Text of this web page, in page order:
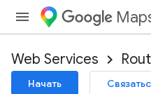
Web Services
Начать